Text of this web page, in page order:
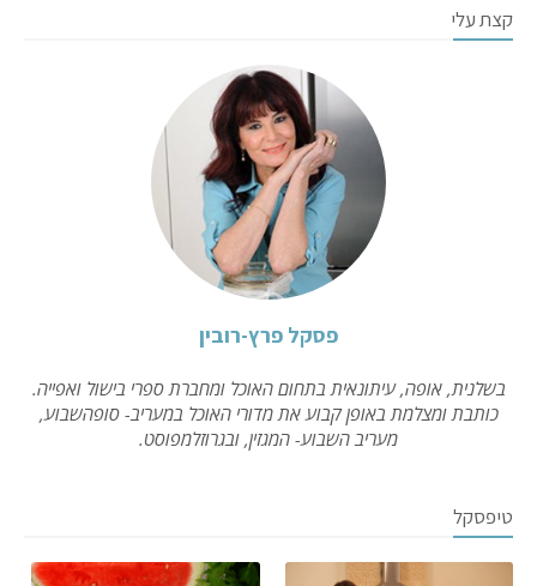
קצת עלי
פסקל פרץ-רובין
בשלנית, אופה, עיתונאית בתחום האוכל ומחברת ספרי בישול ואפייה.
כותבת ומצלמת באופן קבוע את מדורי האוכל במעריב- סופהשבוע,
מעריב השבוע- המגזין, ובגרוזלמפוסט.
טיפסקל